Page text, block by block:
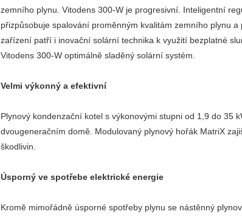
zemního plynu. Vitodens 300-W je progresivní. Inteligentní
přizpůsobuje spalování proměnným kvalitám zemního plynu
zařízení patří i inovační solární technika k využití bezplatné
Vitodens 300-W optimálně sladěný solární systém.
Velmi výkonný a efektivní
Plynový kondenzační kotel s výkonovými stupni od 1,9 do 35
dvougeneračním domě. Modulovaný plynový hořák MatriX
škodlivin.
Úsporný ve spotřebe elektrické energie
Kromě mimořádně úsporné spotřeby plynu se nástěnný